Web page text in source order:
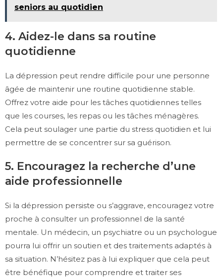
seniors au quotidien
4. Aidez-le dans sa routine
quotidienne
La dépression peut rendre difficile pour une personne
âgée de maintenir une routine quotidienne stable.
Offrez votre aide pour les tâches quotidiennes telles
que les courses, les repas ou les tâches ménagères.
Cela peut soulager une partie du stress quotidien et lui
permettre de se concentrer sur sa guérison.
5. Encouragez la recherche d’une
aide professionnelle
Si la dépression persiste ou s’aggrave, encouragez votre
proche à consulter un professionnel de la santé
mentale. Un médecin, un psychiatre ou un psychologue
pourra lui offrir un soutien et des traitements adaptés à
sa situation. N’hésitez pas à lui expliquer que cela peut
être bénéfique pour comprendre et traiter ses